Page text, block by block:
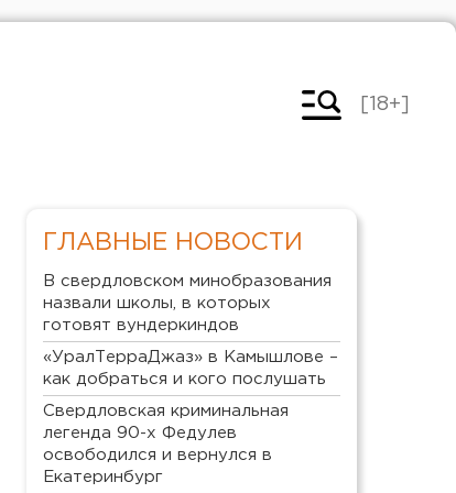
[18+]
ГЛАВНЫЕ НОВОСТИ
В свердловском минобразования
назвали школы, в которых
готовят вундеркиндов
«УралТерраДжаз» в Камышлове –
как добраться и кого послушать
Свердловская криминальная
легенда 90-х Федулев
освободился и вернулся в
Екатеринбург